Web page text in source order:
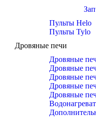
Пульты Helo
Пульты Tylo
Дровяные печи
Дровяные
Дровяные
Дровяные
Дровяные
Дровяные